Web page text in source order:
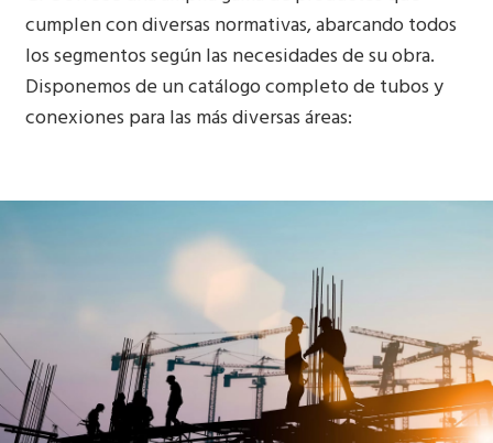
cumplen con diversas normativas, abarcando todos
los segmentos según las necesidades de su obra.
Disponemos de un catálogo completo de tubos y
conexiones para las más diversas áreas: